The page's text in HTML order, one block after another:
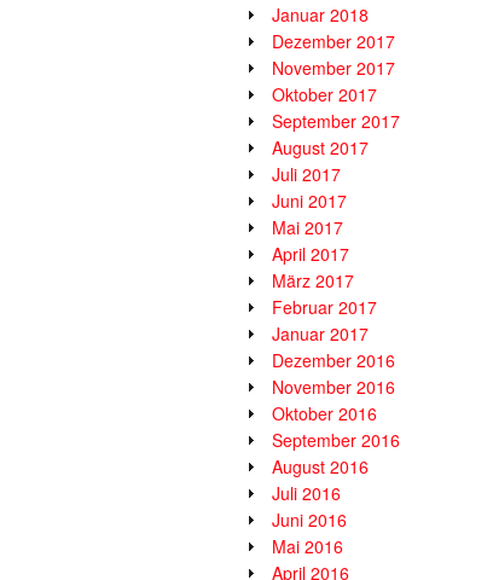
Januar 2018
Dezember 2017
November 2017
Oktober 2017
September 2017
August 2017
Juli 2017
Juni 2017
Mai 2017
April 2017
März 2017
Februar 2017
Januar 2017
Dezember 2016
November 2016
Oktober 2016
September 2016
August 2016
Juli 2016
Juni 2016
Mai 2016
April 2016